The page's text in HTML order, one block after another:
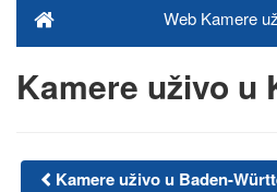
Web Kamere
Kamere uživo u
Kamere uživo u Baden-